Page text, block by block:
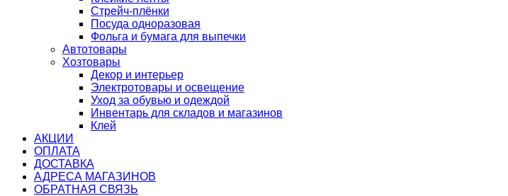
Стрейч-плёнки
Посуда одноразовая
Фольга и бумага для выпечки
Автотовары
Хозтовары
Декор и интерьер
Электротовары и освещение
Уход за обувью и одеждой
Инвентарь для складов и магазинов
Клей
АКЦИИ
ОПЛАТА
ДОСТАВКА
АДРЕСА МАГАЗИНОВ
ОБРАТНАЯ СВЯЗЬ